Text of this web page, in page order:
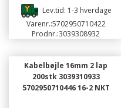
Lev.tid: 1-3 hverdage
Varenr.:5702950710422
Prodnr.:3039308932
Kabelbøjle 16mm 2 lap
200stk 3039310933
5702950710446 16-2 NKT